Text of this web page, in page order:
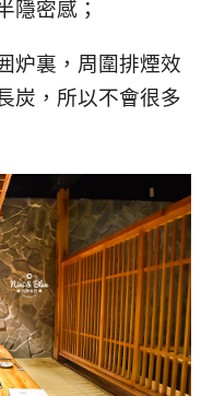
隱密感；
炉裏，周圍排煙效
炭，所以不會很多